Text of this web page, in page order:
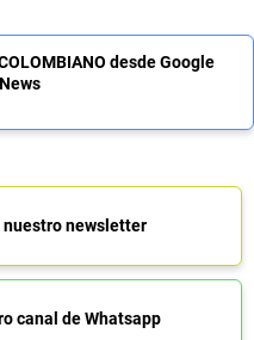
desde Google
News
nuestro newsletter
canal de Whatsapp